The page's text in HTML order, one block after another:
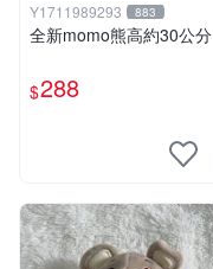
Y1711989293 883
全新momo熊高約30公分
$288